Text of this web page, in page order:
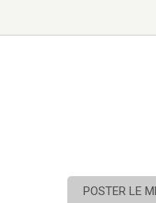
POSTER LE